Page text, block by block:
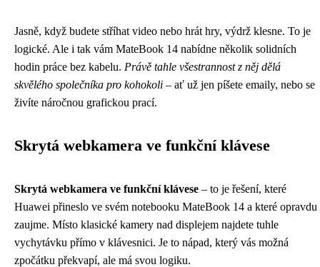
Jasně, když budete stříhat video nebo hrát hry, výdrž klesne. To je
logické. Ale i tak vám MateBook 14 nabídne několik solidních
hodin práce bez kabelu. Právě tahle všestrannost z něj dělá
skvělého společníka pro kohokoli – ať už jen píšete emaily, nebo se
živíte náročnou grafickou prací.
Skrytá webkamera ve funkční klávese
Skrytá webkamera ve funkční klávese – to je řešení, které
Huawei přineslo ve svém notebooku MateBook 14 a které opravdu
zaujme. Místo klasické kamery nad displejem najdete tuhle
vychytávku přímo v klávesnici. Je to nápad, který vás možná
zpočátku překvapí, ale má svou logiku.